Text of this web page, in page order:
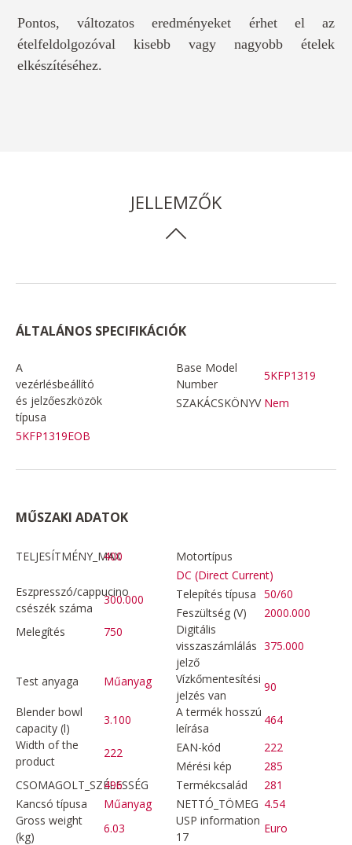
Pontos, változatos eredményeket érhet el az
ételfeldolgozóval kisebb vagy nagyobb ételek
elkészítéséhez.
JELLEMZŐK
ÁLTALÁNOS SPECIFIKÁCIÓK
A
vezérlésbeállító
és jelzőeszközök
típusa
5KFP1319EOB
Base Model
Number
5KFP1319
SZAKÁCSKÖNYV Nem
MŰSZAKI ADATOK
TELJESÍTMÉNY_MAX
400
Motortípus
DC (Direct Current)
Eszpresszó/cappucino
csészék száma
300.000 Telepítés típusa 50/60
Feszültség (V)
2000.000
Melegítés
750
Digitális
visszaszámlálás
jelző
375.000
Test anyaga Műanyag
Vízkőmentesítési
jelzés van
90
Blender bowl
capacity (l)
3.100
A termék hosszú
leírása
464
Width of the
product
222 EAN-kód
222
Mérési kép
285
CSOMAGOLT_SZÉLESSÉG
496 Termékcsalád
281
Kancsó típusa
Műanyag NETTÓ_TÖMEG 4.54
Gross weight
(kg)
6.03
USP information
17
Euro